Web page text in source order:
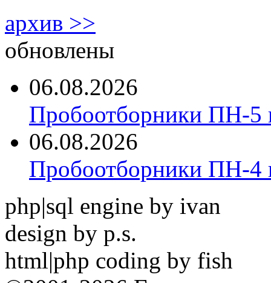
архив >>
обновлены
06.08.2026
Пробоотборники ПН-
06.08.2026
Пробоотборники ПН-
php|sql engine by ivan
design by p.s.
html|php coding by fish